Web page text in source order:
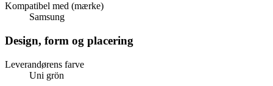
Kompatibel med (mærke)
Samsung
Design, form og placering
Leverandørens farve
Uni grön